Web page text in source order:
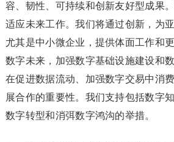
容、韧性、可持续和创新友好型成果
适应未来工作。我们将通过创新，为
尤其是中小微企业，提供体面工作和
数字未来，加强数字基础设施建设和
在促进数据流动、加强数字交易中消
展合作的重要性。我们支持包括数字
数字转型和消弭数字鸿沟的举措。